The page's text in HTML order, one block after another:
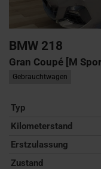
BMW 218
Gran Coupé [M
Gebrauchtwagen
Typ
Kilometerstand
Erstzulassung
Zustand